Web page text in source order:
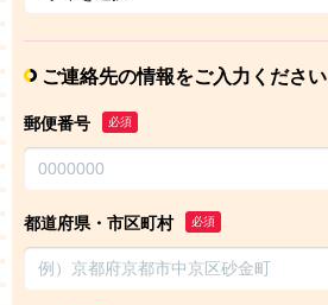
ご連絡先の情報をご入力ください
郵便番号 必須
都道府県・市区町村 必須